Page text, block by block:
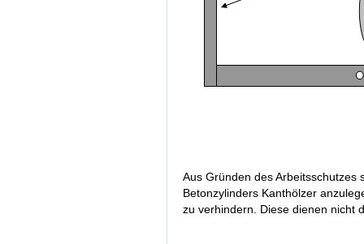
Aus Gründen des Arbeitsschutzes
Betonzylinders Kanthölzer
zu verhindern. Diese dienen nicht